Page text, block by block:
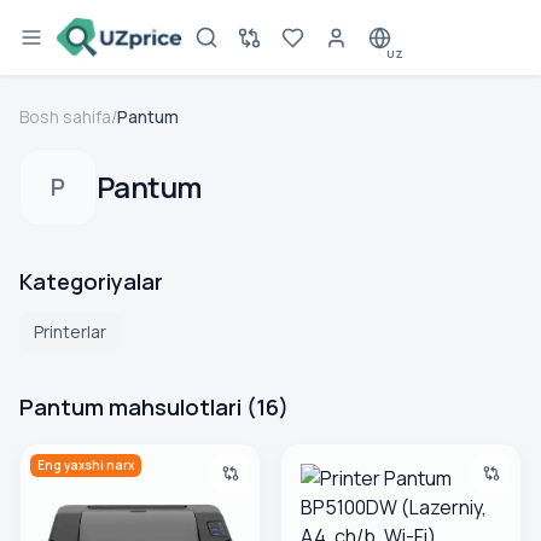
UZ
Bosh sahifa/Pantum
P Pantum
Kategoriyalar
Printerlar
Pantum mahsulotlari (16)
Printer Pantum P2503, qora
Eng yaxshi narx Printer Pantum BP5100DW